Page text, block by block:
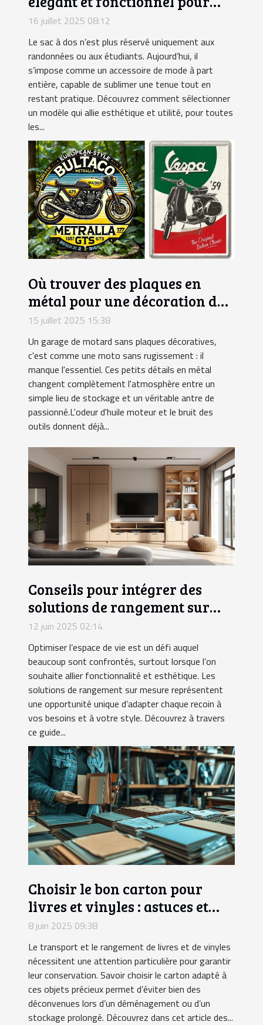
chaque occasion ?
16 juillet 2025 08:12
Le sac à dos n’est plus réservé uniquement aux
randonnées ou aux étudiants. Aujourd’hui, il
s’impose comme un accessoire de mode à part
entière, capable de sublimer une tenue tout en
restant pratique. Découvrez comment sélectionner
un modèle qui allie esthétique et utilité, pour toutes
les...
Où trouver des plaques en
métal pour une décoration de
garage motard ?
15 juillet 2025 15:38
Un garage de motard sans plaques décoratives,
c'est comme une moto sans rugissement : il
manque l'essentiel. Ces petits détails en métal
changent complètement l'atmosphère entre un
simple lieu de stockage et un véritable antre de
passionné.L'odeur d'huile moteur et le bruit des
outils donnent déjà...
Conseils pour intégrer des
solutions de rangement sur
mesure dans votre intérieur
12 juin 2025 02:14
Optimiser l’espace de vie est un défi auquel
beaucoup sont confrontés, surtout lorsque l’on
souhaite allier fonctionnalité et esthétique. Les
solutions de rangement sur mesure représentent
une opportunité unique d’adapter chaque recoin à
vos besoins et à votre style. Découvrez à travers
ce guide...
Choisir le bon carton pour
livres et vinyles : astuces et
conseils
8 juin 2025 09:38
Le transport et le rangement de livres et de vinyles
nécessitent une attention particulière pour garantir
leur conservation. Savoir choisir le carton adapté à
ces objets précieux permet d’éviter bien des
déconvenues lors d’un déménagement ou d’un
stockage prolongé. Découvrez dans cet article des...